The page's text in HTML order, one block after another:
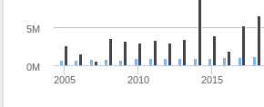
2005 2010 2015
0M
5M